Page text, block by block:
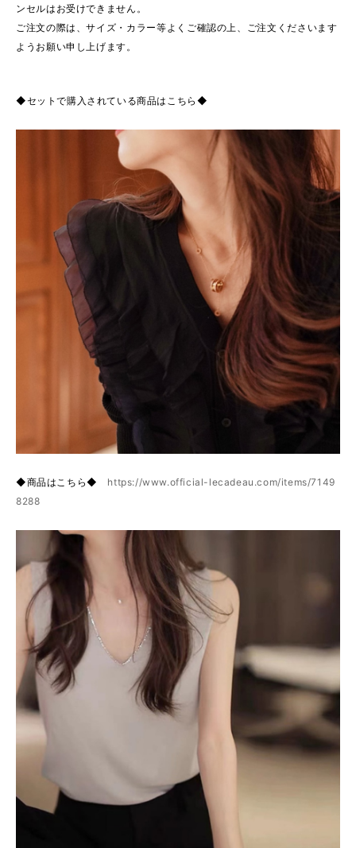
ンセルはお受けできません。
ご注文の際は、サイズ・カラー等よくご確認の上、ご注文くださいます
ようお願い申し上げます。
◆セットで購入されている商品はこちら◆
◆商品はこちら◆ https://www.official-lecadeau.com/items/7149
8288